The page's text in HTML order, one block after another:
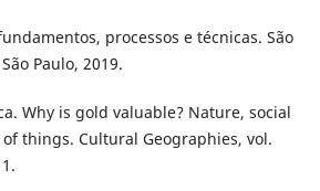
processos e técnicas. São
Paulo, 2019.
Why is gold valuable? Nature, social
things. Cultural Geographies, vol.